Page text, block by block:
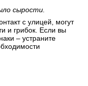
сырости.
с улицей, могут
и грибок. Если вы
– устраните